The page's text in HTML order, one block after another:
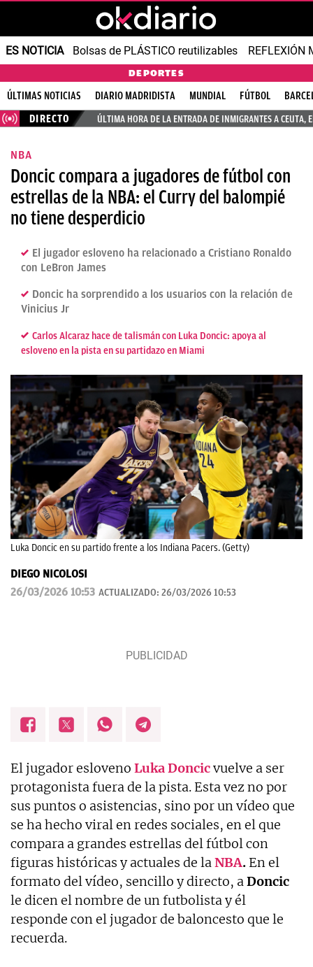
ES NOTICIA Bolsas de PLÁSTICO reutilizables REFLEXIÓN
DEPORTES
ÚLTIMAS NOTICIAS DIARIO MADRIDISTA MUNDIAL FÚTBOL
DIRECTO
ÚLTIMA HORA DE LA ENTRADA DE INMIGRANTES A CEUTA,
NBA
Doncic compara a jugadores de fútbol con
estrellas de la NBA: el Curry del balompié
no tiene desperdicio
El jugador esloveno ha relacionado a Cristiano Ronaldo
con LeBron James
Doncic ha sorprendido a los usuarios con la relación de
Vinicius Jr
Carlos Alcaraz hace de talismán con Luka Doncic: apoya al
esloveno en la pista en su partidazo en Miami
Luka Doncic en su partido frente a los Indiana Pacers. (Getty)
DIEGO NICOLOSI
26/03/2026 10:53 ACTUALIZADO: 26/03/2026 10:53
El jugador esloveno Luka Doncicvuelve a ser
protagonista fuera de la pista. Esta vez no por
sus puntos o asistencias, sino por un vídeo que
se ha hecho viral en redes sociales, en el que
compara a grandes estrellas del fútbol con
figuras históricas y actuales de laNBA. En el
formato del vídeo, sencillo y directo, aDoncic
le dicen el nombre de un futbolista y él
responde con el jugador de baloncesto que le
recuerda.